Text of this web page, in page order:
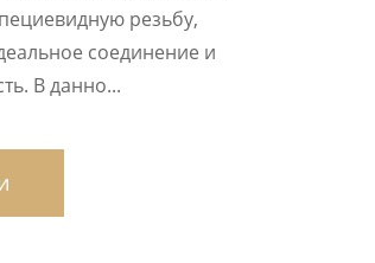
резьбу,
соединение и
В данно...